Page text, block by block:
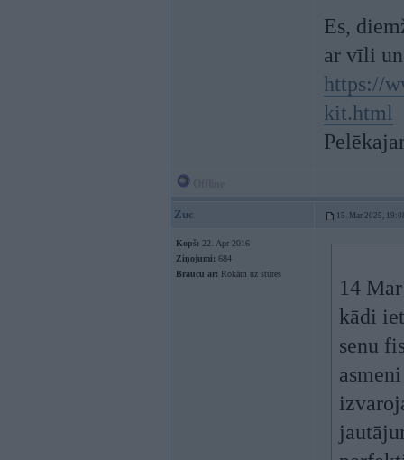
Es,
ar vīli
https://
kit.html
Zuc 15. Mar 2025,
Kopš: 22. Apr 2016
Ziņojumi: 684
Braucu ar: Rokām uz stūres
14
kādi
senu